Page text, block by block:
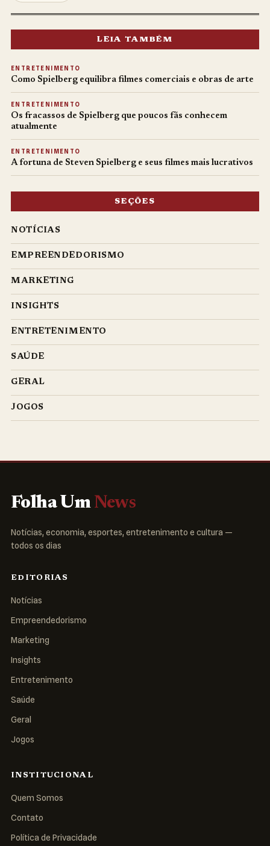
LEIA TAMBÉM
ENTRETENIMENTO
Como Spielberg equilibra filmes comerciais e obras de arte
ENTRETENIMENTO
Os fracassos de Spielberg que poucos fãs conhecem
atualmente
ENTRETENIMENTO
A fortuna de Steven Spielberg e seus filmes mais lucrativos
SEÇÕES
NOTÍCIAS
EMPREENDEDORISMO
MARKETING
INSIGHTS
ENTRETENIMENTO
SAÚDE
GERAL
JOGOS
Folha Um News
Notícias, economia, esportes, entretenimento e cultura —
todos os dias
EDITORIAS
Notícias
Empreendedorismo
Marketing
Insights
Entretenimento
Saúde
Geral
Jogos
INSTITUCIONAL
Quem Somos
Contato
Política de Privacidade